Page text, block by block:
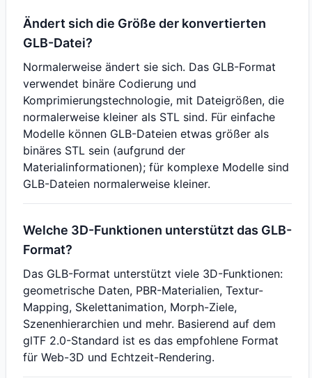
Ändert sich die Größe der konvertierten
GLB-Datei?
Normalerweise ändert sie sich. Das GLB-Format
verwendet binäre Codierung und
Komprimierungstechnologie, mit Dateigrößen, die
normalerweise kleiner als STL sind. Für einfache
Modelle können GLB-Dateien etwas größer als
binäres STL sein (aufgrund der
Materialinformationen); für komplexe Modelle sind
GLB-Dateien normalerweise kleiner.
Welche 3D-Funktionen unterstützt das GLB-
Format?
Das GLB-Format unterstützt viele 3D-Funktionen:
geometrische Daten, PBR-Materialien, Textur-
Mapping, Skelettanimation, Morph-Ziele,
Szenenhierarchien und mehr. Basierend auf dem
glTF 2.0-Standard ist es das empfohlene Format
für Web-3D und Echtzeit-Rendering.